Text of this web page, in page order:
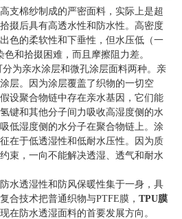
高支棉纱制成的严密面料，实际上是超
掇后具有高透水性和防水性。高密度
色的柔软性和下垂性，但水压低（一
和拾掇困难，而且摩擦阻力差。
为亲水涂层和微孔涂层面料两种。亲
层。因为涂层覆盖了织物的一切空
设聚合物链中存在亲水基因，它们能
键和其他分子间力吸收高湿度侧的水
低湿度侧的水分子在聚合物链上。涂
在于低透湿性和低耐水压性。因为质
束，一向不能解决透湿、透气和耐水
水透湿性和防风保暖性集于一身，具
合技术把普通织物与PTFE膜， TPU膜
在防水透湿面料的首要发展方向。